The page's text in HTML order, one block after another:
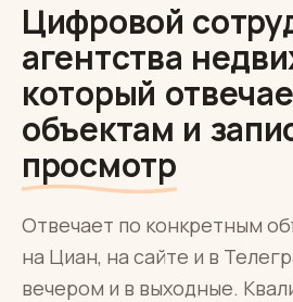
Цифровой
агентства
который
объектам и
просмотр
Отвечает по конкретным
на Циан, на сайте и в
вечером и в выходные.